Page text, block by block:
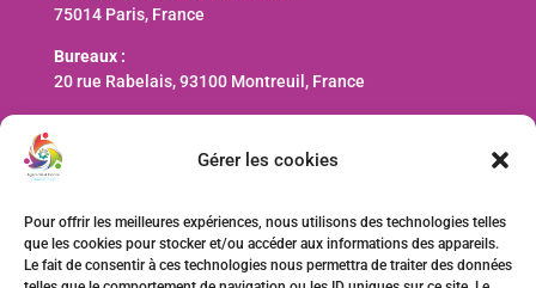
Gérer les cookies
Pour offrir les meilleures expériences, nous utilisons des technologies telles
que les cookies pour stocker et/ou accéder aux informations des appareils.
Le fait de consentir à ces technologies nous permettra de traiter des données
75014 Paris, France
Bureaux :
20 rue Rabelais, 93100 Montreuil, France
Nous contacter
Faire un don